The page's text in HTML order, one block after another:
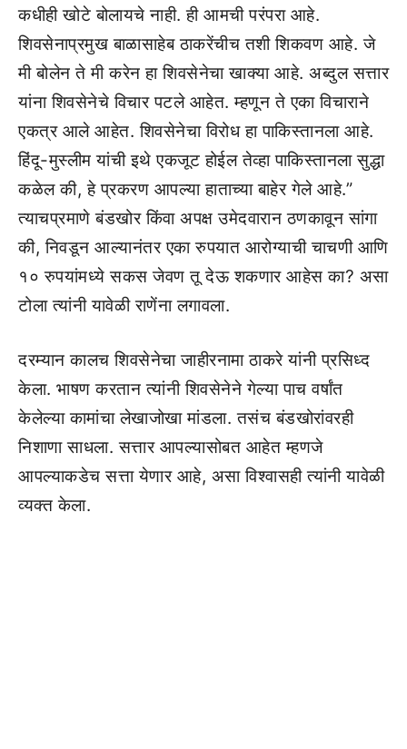
कधीही खोटे बोलायचे नाही. ही आमची परंपरा आहे.
शिवसेनाप्रमुख बाळासाहेब ठाकरेंचीच तशी शिकवण आहे. जे
मी बोलेन ते मी करेन हा शिवसेनेचा खाक्या आहे. अब्दुल सत्तार
यांना शिवसेनेचे विचार पटले आहेत. म्हणून ते एका विचाराने
एकत्र आले आहेत. शिवसेनेचा विरोध हा पाकिस्तानला आहे.
हिंदू-मुस्लीम यांची इथे एकजूट होईल तेव्हा पाकिस्तानला सुद्धा
कळेल की, हे प्रकरण आपल्या हाताच्या बाहेर गेले आहे.”
त्याचप्रमाणे बंडखोर किंवा अपक्ष उमेदवारान ठणकावून सांगा
की, निवडून आल्यानंतर एका रुपयात आरोग्याची चाचणी आणि
१० रुपयांमध्ये सकस जेवण तू देऊ शकणार आहेस का? असा
टोला त्यांनी यावेळी राणेंना लगावला.
दरम्यान कालच शिवसेनेचा जाहीरनामा ठाकरे यांनी प्रसिध्द
केला. भाषण करतान त्यांनी शिवसेनेने गेल्या पाच वर्षांत
केलेल्या कामांचा लेखाजोखा मांडला. तसंच बंडखोरांवरही
निशाणा साधला. सत्तार आपल्यासोबत आहेत म्हणजे
आपल्याकडेच सत्ता येणार आहे, असा विश्वासही त्यांनी यावेळी
व्यक्त केला.